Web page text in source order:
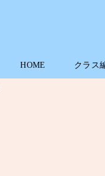
HOME クラス